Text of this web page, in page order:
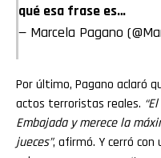
qué esa frase es…
— Marcela Pagano
Por último, Pagano aclaró
actos terroristas reales.
Embajada y merece la
jueces”, afirmó. Y cerró con